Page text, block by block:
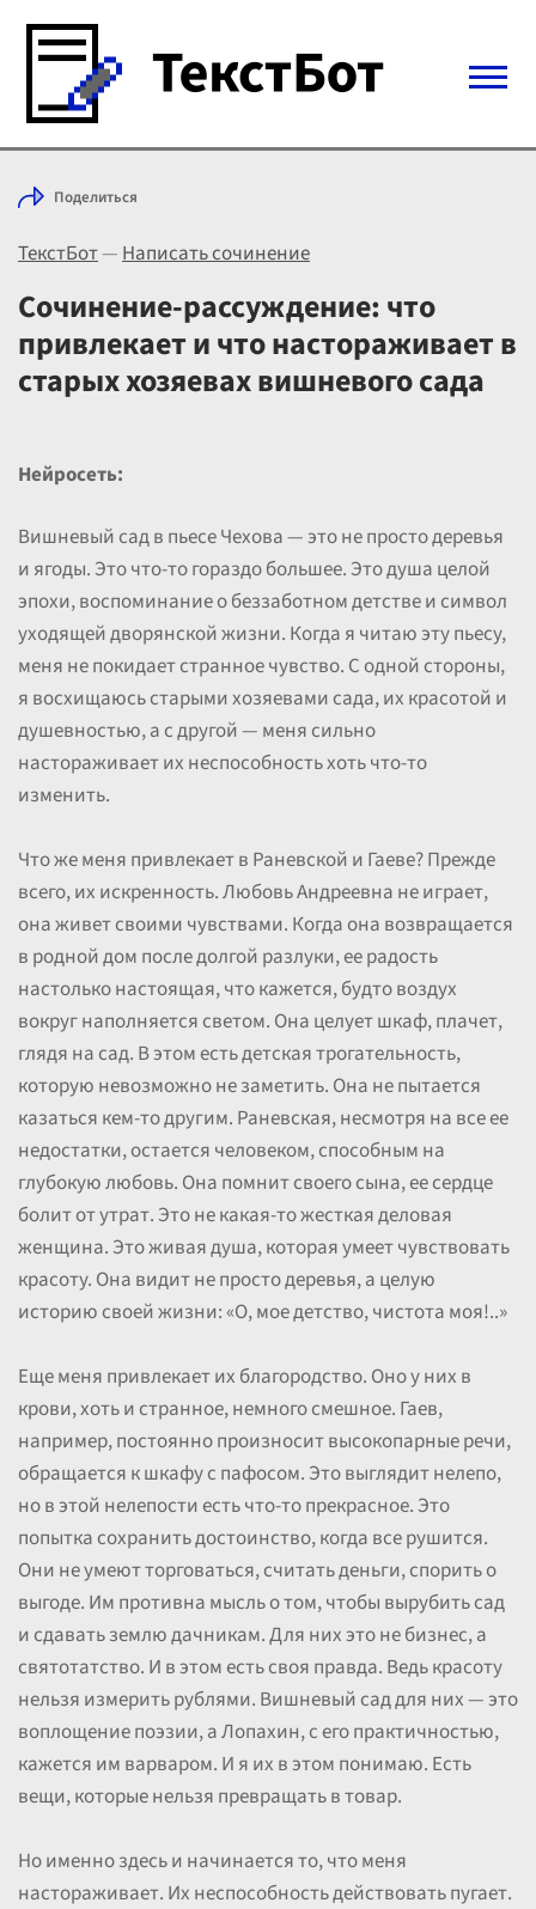
Войти с Telegram
Выбрать режим
Цены
Поделиться
ТекстБот—Написать сочинение
Сочинение-рассуждение: что
привлекает и что настораживает в
старых хозяевах вишневого сада
Нейросеть:
Вишневый сад в пьесе Чехова — это не просто деревья
и ягоды. Это что-то гораздо большее. Это душа целой
эпохи, воспоминание о беззаботном детстве и символ
уходящей дворянской жизни. Когда я читаю эту пьесу,
меня не покидает странное чувство. С одной стороны,
я восхищаюсь старыми хозяевами сада, их красотой и
душевностью, а с другой — меня сильно
настораживает их неспособность хоть что-то
изменить.
Что же меня привлекает в Раневской и Гаеве? Прежде
всего, их искренность. Любовь Андреевна не играет,
она живет своими чувствами. Когда она возвращается
в родной дом после долгой разлуки, ее радость
настолько настоящая, что кажется, будто воздух
вокруг наполняется светом. Она целует шкаф, плачет,
глядя на сад. В этом есть детская трогательность,
которую невозможно не заметить. Она не пытается
казаться кем-то другим. Раневская, несмотря на все ее
недостатки, остается человеком, способным на
глубокую любовь. Она помнит своего сына, ее сердце
болит от утрат. Это не какая-то жесткая деловая
женщина. Это живая душа, которая умеет чувствовать
красоту. Она видит не просто деревья, а целую
историю своей жизни: «О, мое детство, чистота моя!..»
Еще меня привлекает их благородство. Оно у них в
крови, хоть и странное, немного смешное. Гаев,
например, постоянно произносит высокопарные речи,
обращается к шкафу с пафосом. Это выглядит нелепо,
но в этой нелепости есть что-то прекрасное. Это
попытка сохранить достоинство, когда все рушится.
Они не умеют торговаться, считать деньги, спорить о
выгоде. Им противна мысль о том, чтобы вырубить сад
и сдавать землю дачникам. Для них это не бизнес, а
святотатство. И в этом есть своя правда. Ведь красоту
нельзя измерить рублями. Вишневый сад для них — это
воплощение поэзии, а Лопахин, с его практичностью,
кажется им варваром. И я их в этом понимаю. Есть
вещи, которые нельзя превращать в товар.
Но именно здесь и начинается то, что меня
настораживает. Их неспособность действовать пугает.